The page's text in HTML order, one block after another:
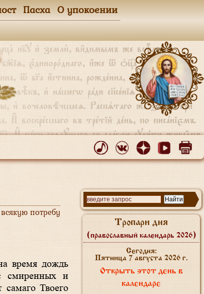
Пасха О упокоении
потребу
смиренных и
Твоего
Тропари дня
(православный календарь 2026)
Сегодня:
Пятница 7 августа 2026 г.
Открыть этот день в
календаре